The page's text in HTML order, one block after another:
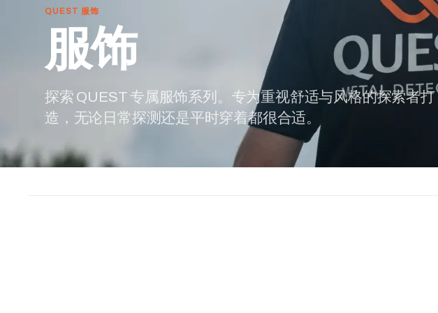
QUEST 服饰
服饰
探索 QUEST 专属服饰系列。专为重视舒适与风格的探索者打
造，无论日常探测还是平时穿着都很合适。